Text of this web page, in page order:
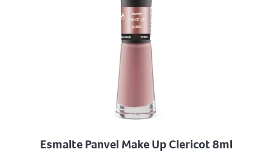
Esmalte Panvel Make Up Clericot 8ml